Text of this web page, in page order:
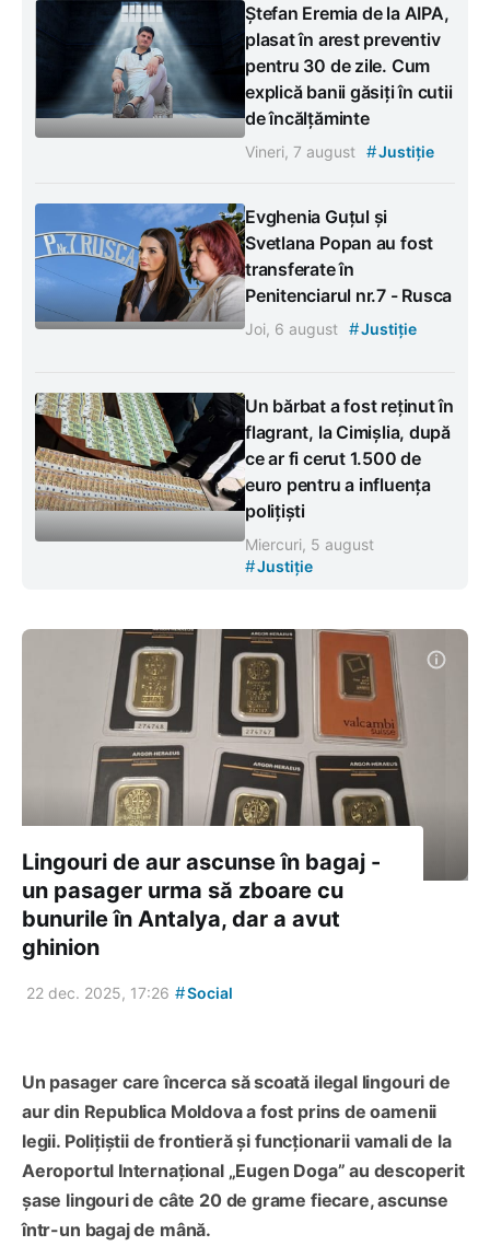
Ștefan Eremia de la AIPA,
plasat în arest preventiv
pentru 30 de zile. Cum
explică banii găsiți în cutii
de încălțăminte
Vineri, 7 august #Justiție
Evghenia Guțul și
Svetlana Popan au fost
transferate în
Penitenciarul nr.7 - Rusca
Joi, 6 august #Justiție
Un bărbat a fost reținut în
flagrant, la Cimișlia, după
ce ar fi cerut 1.500 de
euro pentru a influența
polițiști
Miercuri, 5 august
#Justiție
Lingouri de aur ascunse în bagaj -
un pasager urma să zboare cu
bunurile în Antalya, dar a avut
ghinion
22 dec. 2025, 17:26 #Social
Un pasager care încerca să scoată ilegal lingouri de
aur din Republica Moldova a fost prins de oamenii
legii. Polițiștii de frontieră și funcționarii vamali de la
Aeroportul Internațional „Eugen Doga” au descoperit
șase lingouri de câte 20 de grame fiecare, ascunse
într-un bagaj de mână.